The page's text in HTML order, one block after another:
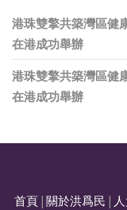
港珠雙擎共築灣區健
在港成功舉辦
港珠雙擎共築灣區健
在港成功舉辦
首頁 關於洪爲民